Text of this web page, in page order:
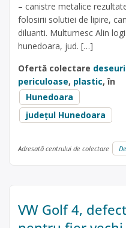
– canistre metalice
folosirii solutiei de lipire,
diluanti. Multumesc Alin
hunedoara, jud. […]
Ofertă colectare deseuri
periculoase, plastic, în
Hunedoara
județul Hunedoara
Adresată centrului de colectare
VW Golf 4,